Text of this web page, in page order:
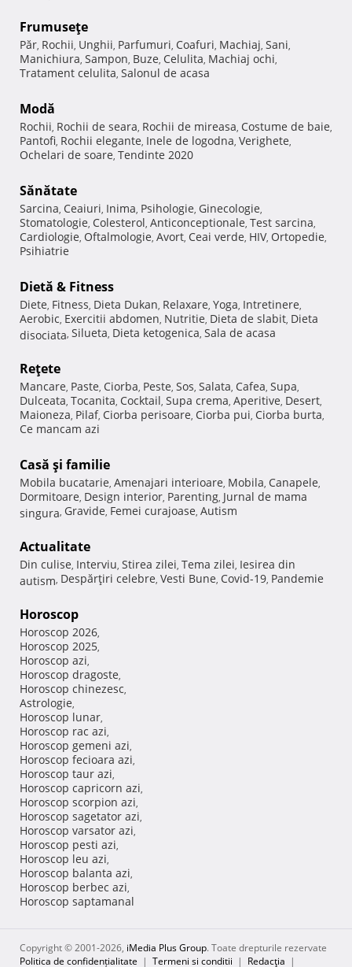
Frumuseţe
Păr, Rochii, Unghii, Parfumuri, Coafuri, Machiaj, Sani,
Manichiura, Sampon, Buze, Celulita, Machiaj ochi,
Tratament celulita, Salonul de acasa
Modă
Rochii, Rochii de seara, Rochii de mireasa, Costume de baie,
Pantofi, Rochii elegante, Inele de logodna, Verighete,
Ochelari de soare, Tendinte 2020
Sănătate
Sarcina, Ceaiuri, Inima, Psihologie, Ginecologie,
Stomatologie, Colesterol, Anticonceptionale, Test sarcina,
Cardiologie, Oftalmologie, Avort, Ceai verde, HIV, Ortopedie,
Psihiatrie
Dietă & Fitness
Diete, Fitness, Dieta Dukan, Relaxare, Yoga, Intretinere,
Aerobic, Exercitii abdomen, Nutritie, Dieta de slabit, Dieta
disociata, Silueta, Dieta ketogenica, Sala de acasa
Reţete
Mancare, Paste, Ciorba, Peste, Sos, Salata, Cafea, Supa,
Dulceata, Tocanita, Cocktail, Supa crema, Aperitive, Desert,
Maioneza, Pilaf, Ciorba perisoare, Ciorba pui, Ciorba burta,
Ce mancam azi
Casă şi familie
Mobila bucatarie, Amenajari interioare, Mobila, Canapele,
Dormitoare, Design interior, Parenting, Jurnal de mama
singura, Gravide, Femei curajoase, Autism
Actualitate
Din culise, Interviu, Stirea zilei, Tema zilei, Iesirea din
autism, Despărţiri celebre, Vesti Bune, Covid-19, Pandemie
Horoscop
Horoscop 2026,
Horoscop 2025,
Horoscop azi,
Horoscop dragoste,
Horoscop chinezesc,
Astrologie,
Horoscop lunar,
Horoscop rac azi,
Horoscop gemeni azi,
Horoscop fecioara azi,
Horoscop taur azi,
Horoscop capricorn azi,
Horoscop scorpion azi,
Horoscop sagetator azi,
Horoscop varsator azi,
Horoscop pesti azi,
Horoscop leu azi,
Horoscop balanta azi,
Horoscop berbec azi,
Horoscop saptamanal
Copyright © 2001-2026, iMedia Plus Group. Toate drepturile rezervate
Politica de confidențialitate | Termeni si conditii | Redacţia |